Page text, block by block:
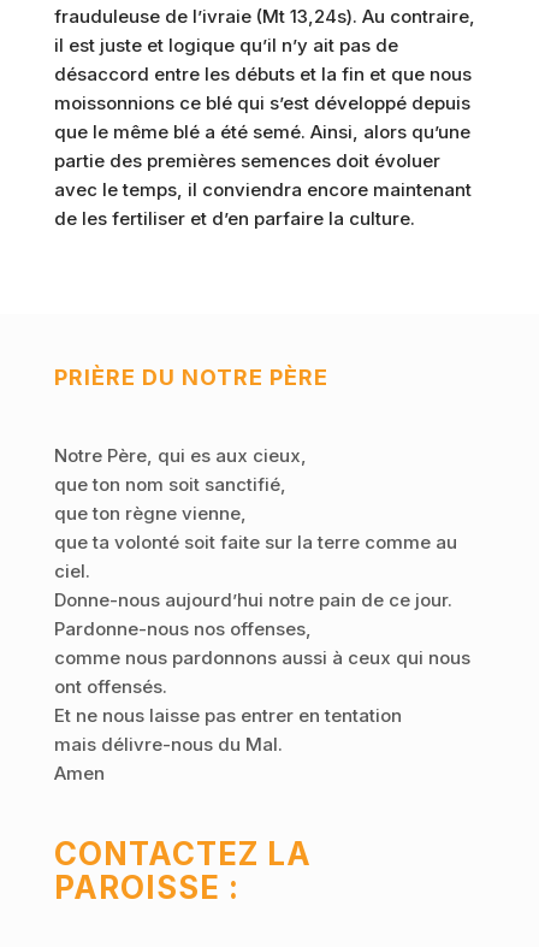
frauduleuse de l’ivraie (Mt 13,24s). Au contraire,
il est juste et logique qu’il n’y ait pas de
désaccord entre les débuts et la fin et que nous
moissonnions ce blé qui s’est développé depuis
que le même blé a été semé. Ainsi, alors qu’une
partie des premières semences doit évoluer
avec le temps, il conviendra encore maintenant
de les fertiliser et d’en parfaire la culture.
PRIÈRE DU NOTRE PÈRE
Notre Père, qui es aux cieux,
que ton nom soit sanctifié,
que ton règne vienne,
que ta volonté soit faite sur la terre comme au
ciel.
Donne-nous aujourd’hui notre pain de ce jour.
Pardonne-nous nos offenses,
comme nous pardonnons aussi à ceux qui nous
ont offensés.
Et ne nous laisse pas entrer en tentation
mais délivre-nous du Mal.
Amen
CONTACTEZ LA
PAROISSE :